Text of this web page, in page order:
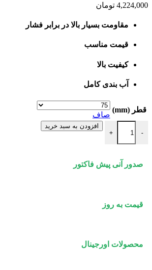
4,224,000 تومان
مقاومت بسیار بالا در برابر فشار
قیمت مناسب
کیفیت بالا
آب بندی کامل
قطر (mm)
صاف
-
+
افزودن به سبد خرید
صدور آنی پیش فاکتور
قیمت به روز
محصولات اورجینال